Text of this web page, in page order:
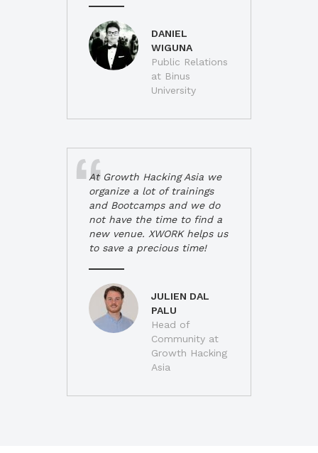
DANIEL
WIGUNA
Public Relations
at Binus
University
At Growth Hacking Asia we
organize a lot of trainings
and Bootcamps and we do
not have the time to find a
new venue. XWORK helps us
to save a precious time!
JULIEN DAL
PALU
Head of
Community at
Growth Hacking
Asia